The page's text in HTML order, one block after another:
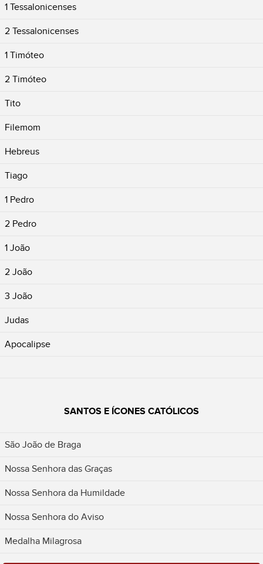
1 Tessalonicenses
2 Tessalonicenses
1 Timóteo
2 Timóteo
Tito
Filemom
Hebreus
Tiago
1 Pedro
2 Pedro
1 João
2 João
3 João
Judas
Apocalipse
SANTOS E ÍCONES CATÓLICOS
São João de Braga
Nossa Senhora das Graças
Nossa Senhora da Humildade
Nossa Senhora do Aviso
Medalha Milagrosa